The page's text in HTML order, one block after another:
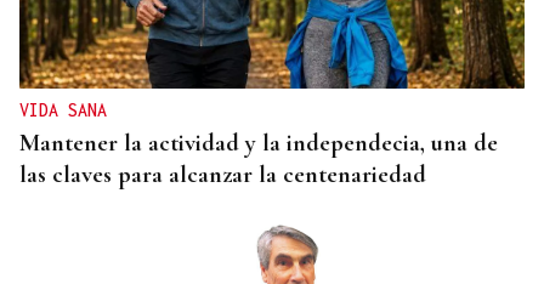
VIDA SANA
Mantener la actividad y la independecia, una de
las claves para alcanzar la centenariedad